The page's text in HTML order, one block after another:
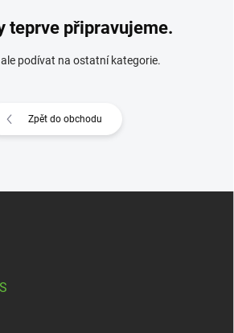
teprve připravujeme.
podívat na ostatní kategorie.
Zpět do obchodu